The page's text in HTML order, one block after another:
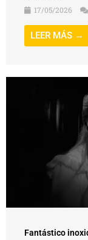
17/05/2026
LEER MÁS →
Fantástico